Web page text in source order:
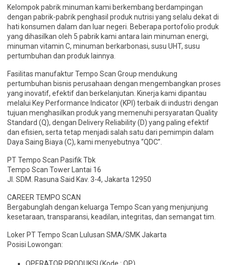
Kelompok pabrik minuman kami berkembang berdampingan
dengan pabrik-pabrik penghasil produk nutrisi yang selalu dekat di
hati konsumen dalam dan luar negeri. Beberapa portofolio produk
yang dihasilkan oleh 5 pabrik kami antara lain minuman energi,
minuman vitamin C, minuman berkarbonasi, susu UHT, susu
pertumbuhan dan produk lainnya.
Fasilitas manufaktur Tempo Scan Group mendukung
pertumbuhan bisnis perusahaan dengan mengembangkan proses
yang inovatif, efektif dan berkelanjutan. Kinerja kami dipantau
melalui Key Performance Indicator (KPI) terbaik di industri dengan
tujuan menghasilkan produk yang memenuhi persyaratan Quality
Standard (Q), dengan Delivery Reliability (D) yang paling efektif
dan efisien, serta tetap menjadi salah satu dari pemimpin dalam
Daya Saing Biaya (C), kami menyebutnya “QDC”.
PT Tempo Scan Pasifik Tbk
Tempo Scan Tower Lantai 16
Jl. SDM. Rasuna Said Kav. 3-4, Jakarta 12950
CAREER TEMPO SCAN
Bergabunglah dengan keluarga Tempo Scan yang menjunjung
kesetaraan, transparansi, keadilan, integritas, dan semangat tim.
Loker PT Tempo Scan Lulusan SMA/SMK Jakarta
Posisi Lowongan: